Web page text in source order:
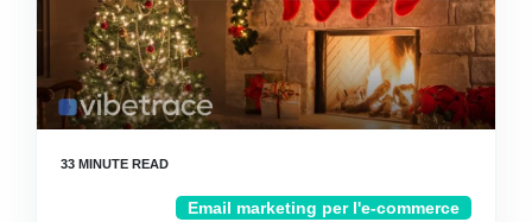
Email marketing per l'e-commerce